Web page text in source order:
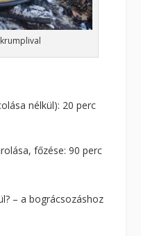
nélkül): 20 perc
főzése: 90 perc
– a bográcsozáshoz